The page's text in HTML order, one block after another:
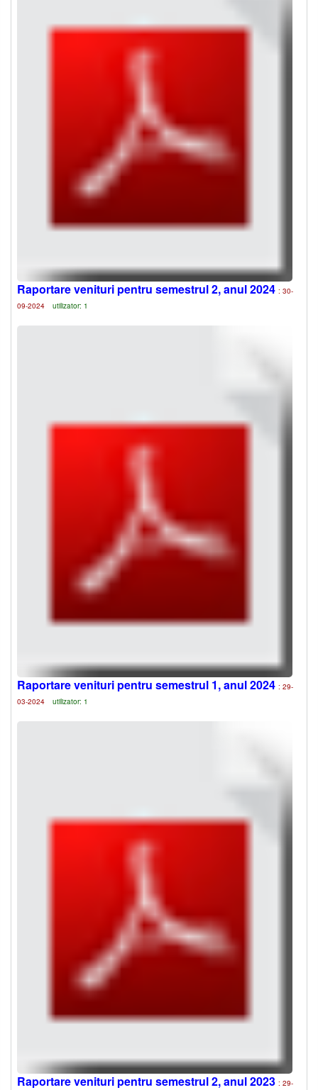
Raportare venituri pentru semestrul 2, anul 2024 : 30-
09-2024
utilizator: 1
Raportare venituri pentru semestrul 1, anul 2024 : 29-
03-2024
utilizator: 1
Raportare venituri pentru semestrul 2, anul 2023 : 29-